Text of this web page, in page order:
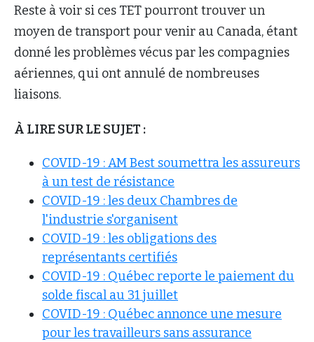
Reste à voir si ces TET pourront trouver un
moyen de transport pour venir au Canada, étant
donné les problèmes vécus par les compagnies
aériennes, qui ont annulé de nombreuses
liaisons.
À LIRE SUR LE SUJET :
COVID-19 : AM Best soumettra les assureurs
à un test de résistance
COVID-19 : les deux Chambres de
l'industrie s'organisent
COVID-19 : les obligations des
représentants certifiés
COVID-19 : Québec reporte le paiement du
solde fiscal au 31 juillet
COVID-19 : Québec annonce une mesure
pour les travailleurs sans assurance